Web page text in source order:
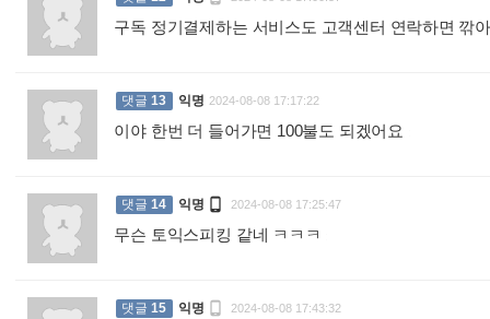
구독 정기결제하는 서비스도 고객센터 연락하면 깎
댓글 13 익명 2024-08-08 17:17:22
이야 한번 더 들어가면 100불도 되겠어요
댓글 14 익명  2024-08-08 17:25:47
무슨 토익스피킹 같네 ㅋㅋㅋ
댓글 15 익명  2024-08-08 17:43:32